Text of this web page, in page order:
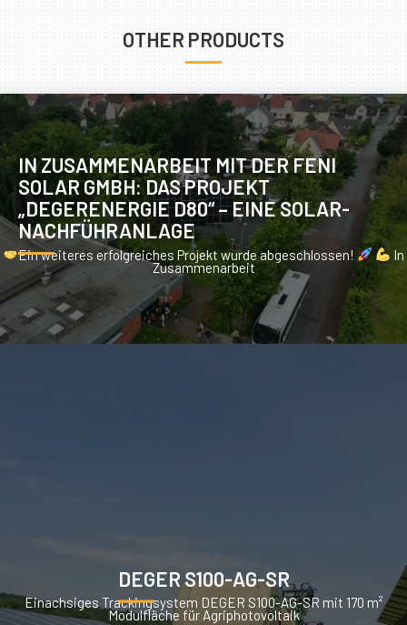
OTHER PRODUCTS
IN ZUSAMMENARBEIT MIT DER FENI
SOLAR GMBH: DAS PROJEKT
„DEGERENERGIE D80“ – EINE SOLAR-
NACHFÜHRANLAGE
Ein weiteres erfolgreiches Projekt wurde abgeschlossen!
In
Zusammenarbeit
DEGER S100-AG-SR
Einachsiges Trackingsystem DEGER S100-AG-SR mit 170 m²
Modulfläche für Agriphotovoltaik